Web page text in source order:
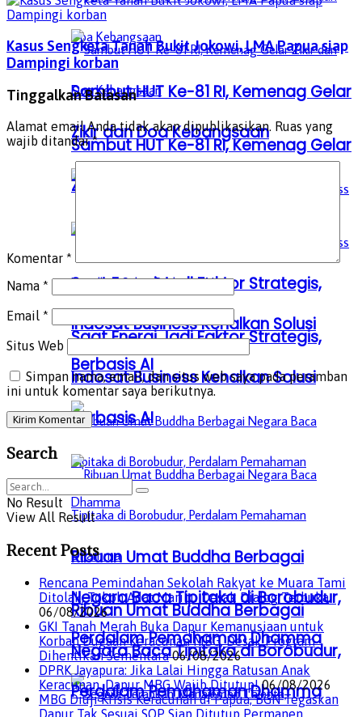
Sambut HUT Ke-81 RI, Kemenag Gelar
Zikir dan Doa Kebangsaan
Saat Energi Jadi Faktor Strategis,
Indosat Business Kenalkan Solusi
Berbasis AI
Ribuan Umat Buddha Berbagai
Negara Baca Tipitaka di Borobudur,
Perdalam Pemahaman Dhamma
Sambut HUT Ke-81 RI, Kemenag Gelar
Zikir dan Doa Kebangsaan
Saat Energi Jadi Faktor Strategis,
Indosat Business Kenalkan Solusi
Berbasis AI
Ribuan Umat Buddha Berbagai
Negara Baca Tipitaka di Borobudur,
Perdalam Pemahaman Dhamma
Kasus Sengketa Tanah Bukit Jokowi, LMA Papua siap
Dampingi korban
Tinggalkan Balasan
Alamat email Anda tidak akan dipublikasikan. Ruas yang
wajib ditandai*
Komentar *
Nama *
Email *
Situs Web
Simpan nama, email, dan situs web saya pada peramban
ini untuk komentar saya berikutnya.
Search
No Result
View All Result
Recent Posts
Rencana Pemindahan Sekolah Rakyat ke Muara Tami
Ditolak, Tokoh Adat Maribu Desak Dialog Terbuka
06/08/2026
GKI Tanah Merah Buka Dapur Kemanusiaan untuk
Korban Dugaan Keracunan MBG, Desak Program
Dihentikan Sementara 06/08/2026
DPRK Jayapura: Jika Lalai Hingga Ratusan Anak
Keracunan, Dapur MBG Wajib Ditutup! 06/08/2026
MBG Diuji Krisis Keracunan di Papua, BGN Tegaskan
Dapur Tak Sesuai SOP Siap Ditutup Permanen